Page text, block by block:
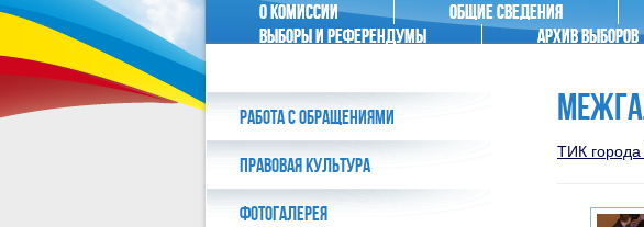
О КОМИССИИ ОБЩИЕ СВЕДЕНИЯ
ВЫБОРЫ И РЕФЕРЕНДУМЫ
АРХИВ ВЫБОРОВ
РАБОТА С ОБРАЩЕНИЯМИ
ПРАВОВАЯ КУЛЬТУРА
ФОТОГАЛЕРЕЯ
ТИК города